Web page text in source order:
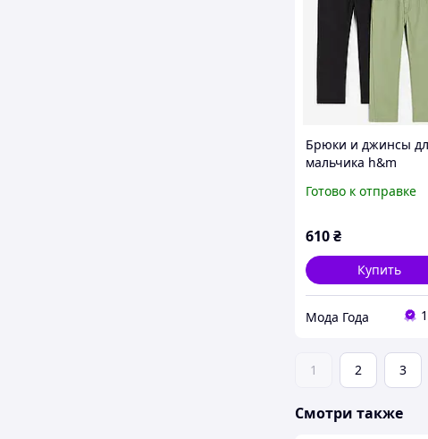
Брюки и джинсы
мальчика h&m
Готово к отправке
610₴
Купить
Мода Года
1 2 3
Смотри также